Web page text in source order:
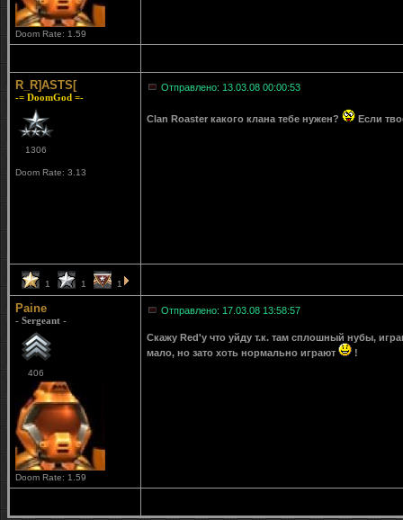
Doom Rate: 1.59
R_R]ASTS[
-= DoomGod =-
1306
Doom Rate: 3.13
Отправлено: 13.03.08 00:00:53
Clan Roaster какого клана тебе нужен? Если
1 1 1
Paine
- Sergeant -
406
Doom Rate: 1.59
Отправлено: 17.03.08 13:58:57
Скажу Red'у что уйду т.к. там сплошный нубы,
мало, но зато хоть нормально играют
!